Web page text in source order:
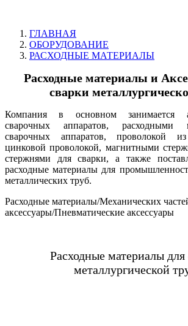
ГЛАВНАЯ
ОБОРУДОВАНИЕ
РАСХОДНЫЕ МАТЕРИАЛЫ
Расходные материалы и
сварки
Компания в основном занимается
сварочных аппаратов, расходными
сварочных аппаратов, проволокой
цинковой проволокой, магнитными
стержнями для сварки, а также
расходные материалы для
металлических труб.
Расходные материалы/Механических
аксессуары/Пневматические аксессуары
Расходные материалы для
металлургической